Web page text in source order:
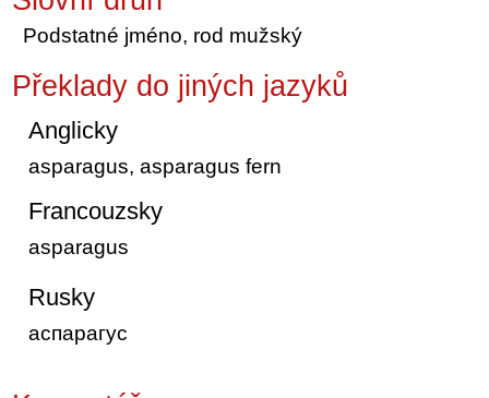
Podstatné jméno, rod mužský
Překlady do jiných jazyků
Anglicky
asparagus, asparagus fern
Francouzsky
asparagus
Rusky
аспарагус